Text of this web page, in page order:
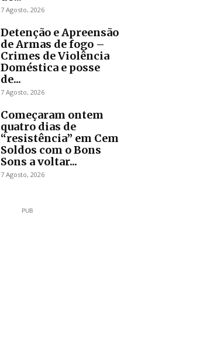
7 Agosto, 2026
Detenção e Apreensão
de Armas de fogo –
Crimes de Violência
Doméstica e posse
de...
7 Agosto, 2026
Começaram ontem
quatro dias de
“resistência” em Cem
Soldos com o Bons
Sons a voltar...
7 Agosto, 2026
PUB